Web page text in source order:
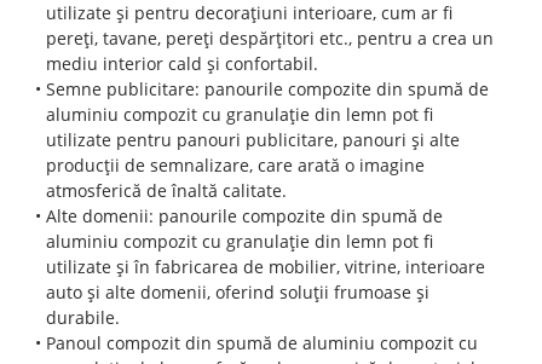
utilizate și pentru decorațiuni interioare, cum ar fi
pereți, tavane, pereți despărțitori etc., pentru a crea un
mediu interior cald și confortabil.
Semne publicitare: panourile compozite din spumă de
aluminiu compozit cu granulație din lemn pot fi
utilizate pentru panouri publicitare, panouri și alte
producții de semnalizare, care arată o imagine
atmosferică de înaltă calitate.
Alte domenii: panourile compozite din spumă de
aluminiu compozit cu granulație din lemn pot fi
utilizate și în fabricarea de mobilier, vitrine, interioare
auto și alte domenii, oferind soluții frumoase și
durabile.
Panoul compozit din spumă de aluminiu compozit cu